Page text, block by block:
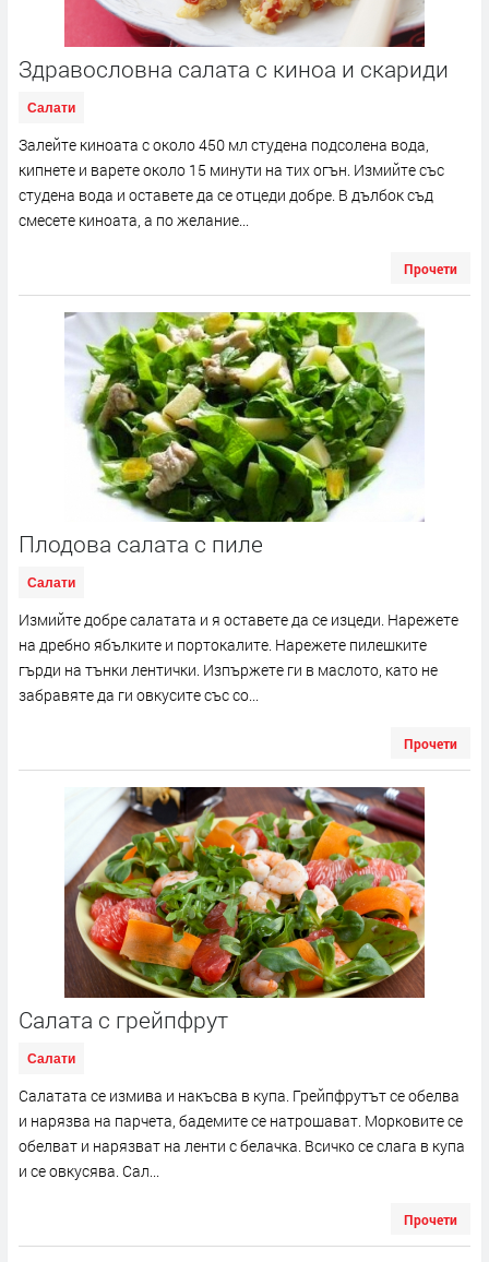
Здравословна салата с киноа и скариди
Салати
Залейте киноата с около 450 мл студена подсолена вода,
кипнете и варете около 15 минути на тих огън. Измийте със
студена вода и оставете да се отцеди добре. В дълбок съд
смесете киноата, а по желание...
Прочети
Плодова салата с пиле
Салати
Измийте добре салатата и я оставете да се изцеди. Нарежете
на дребно ябълките и портокалите. Нарежете пилешките
гърди на тънки лентички. Изпържете ги в маслото, като не
забравяте да ги овкусите със со...
Прочети
Салата с грейпфрут
Салати
Салатата се измива и накъсва в купа. Грейпфрутът се обелва
и нарязва на парчета, бадемите се натрошават. Морковите се
обелват и нарязват на ленти с белачка. Всичко се слага в купа
и се овкусява. Сал...
Прочети